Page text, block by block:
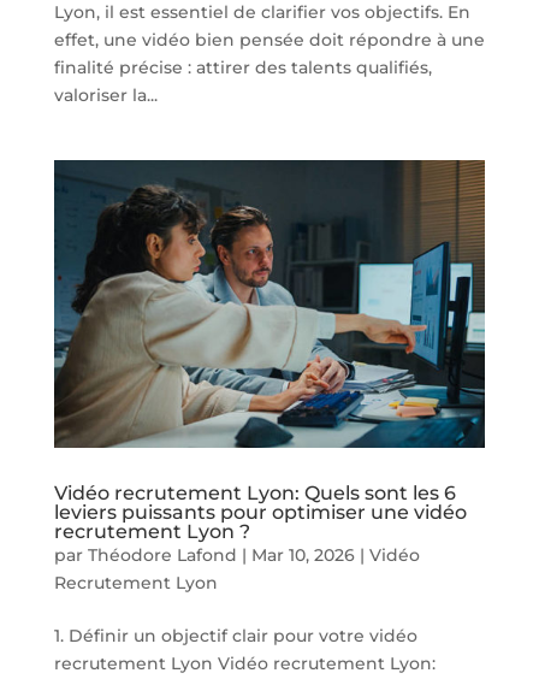
Lyon, il est essentiel de clarifier vos objectifs. En
effet, une vidéo bien pensée doit répondre à une
finalité précise : attirer des talents qualifiés,
valoriser la...
Vidéo recrutement Lyon: Quels sont les 6
leviers puissants pour optimiser une vidéo
recrutement Lyon ?
par Théodore Lafond | Mar 10, 2026| Vidéo
Recrutement Lyon
1. Définir un objectif clair pour votre vidéo
recrutement Lyon Vidéo recrutement Lyon: